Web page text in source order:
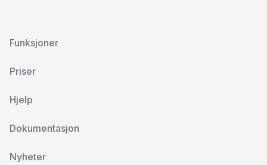
Funksjoner
Priser
Hjelp
Dokumentasjon
Nyheter